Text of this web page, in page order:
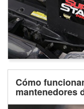
Cómo
mantenedores